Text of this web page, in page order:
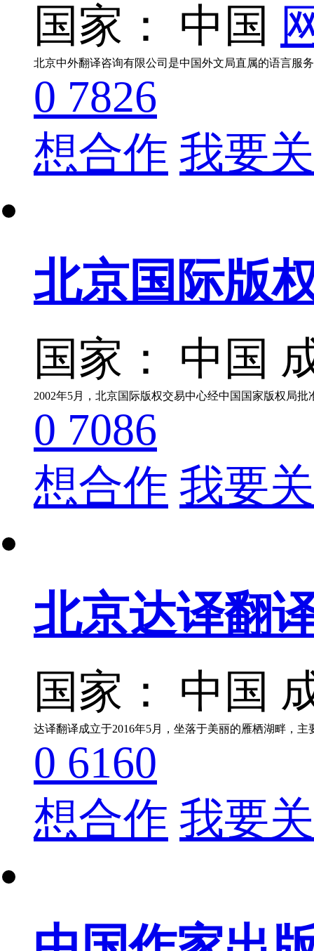
国家： 中国
0 7826
想合作 我要
北京国际版
国家： 中国
0 7086
想合作 我要
北京达译翻
国家： 中国
达译翻译成立于2016年5月，坐落于美丽的雁栖湖畔，
0 6160
想合作 我要